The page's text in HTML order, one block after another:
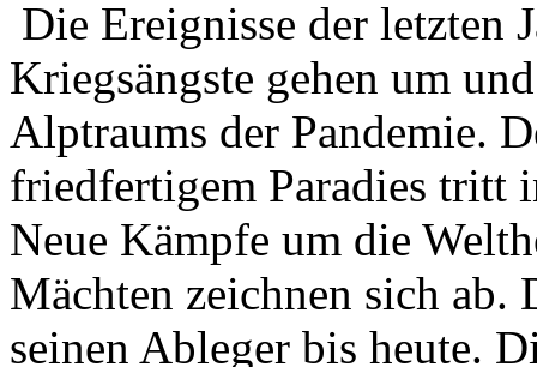
Die Ereignisse der letzten
Kriegsängste gehen um
Alptraums der Pandemie.
friedfertigem Paradies tritt
Neue Kämpfe um die
Mächten zeichnen sich
seinen Ableger bis heute.